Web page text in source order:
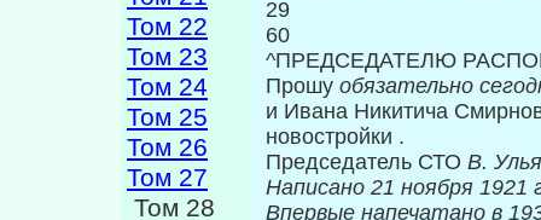
Том 22
Том 23
Том 24
Том 25
Том 26
Том 27
Том 28
29
60
^ПРЕДСЕДАТЕЛЮ
Прошу обязательно
и Ивана Никитича
новостройки .
Председатель СТО В.
Написано 21 ноября 1921
Впервые